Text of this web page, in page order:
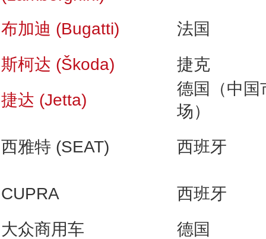
布加迪 (Bugatti)
法国
斯柯达 (Škoda)
捷克
捷达 (Jetta)
德国（中国
场）
西雅特 (SEAT)
西班牙
CUPRA
西班牙
大众商用车
德国